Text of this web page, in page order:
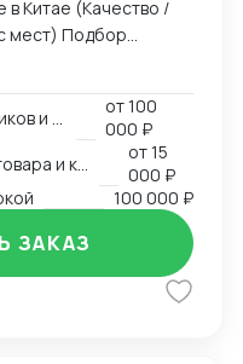
мест) Подбор
Маршрут /
официально.
от100
000 ₽
от15
000 ₽
100 000 ₽
ЗАКАЗ